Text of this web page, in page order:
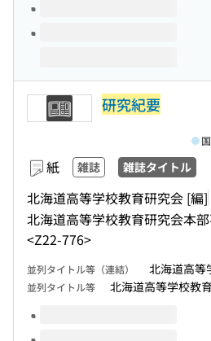
研究紀要
紙 雑誌 雑誌タイトル
北海道高等学校教育研究会 [編]
北海道高等学校教育研究会本
<Z22-776>
並列タイトル等（連結） 北海道高等
並列タイトル等 北海道高等学校教
このタイトルの巻号